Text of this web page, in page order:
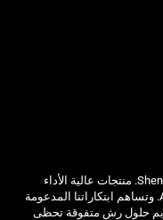
توفر شركة Shenzhen i-Like Fine Chemical Co., Ltd. منتجات عالية الأداء
للعناية بالسيارات والمنزل تحت علامة AEROPAK. وتساهم ابتكاراتنا المدعومة
حلول رش متفوقة تحظى